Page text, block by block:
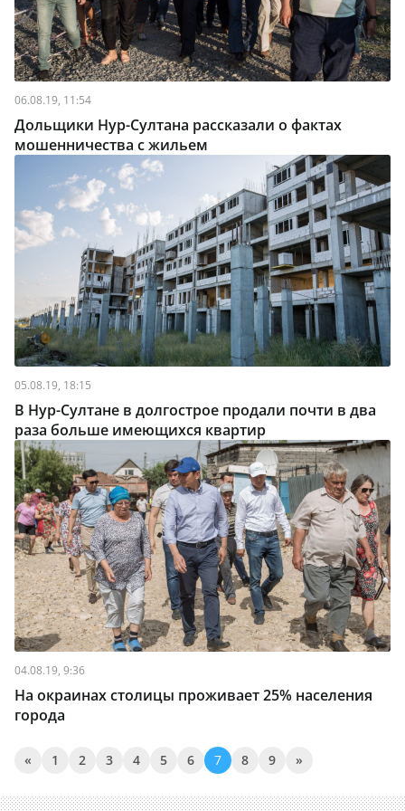
06.08.19, 11:54
Дольщики Нур-Султана рассказали о фактах
мошенничества с жильем
05.08.19, 18:15
В Нур-Султане в долгострое продали почти в два
раза больше имеющихся квартир
04.08.19, 9:36
На окраинах столицы проживает 25% населения
города
« 1 2 3 4 5 6 7 8 9 »